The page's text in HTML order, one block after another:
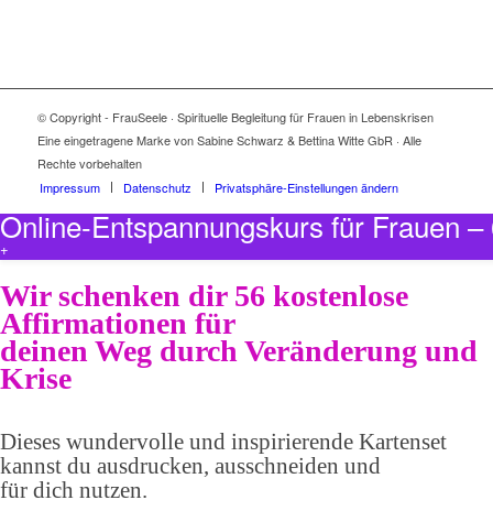
© Copyright - FrauSeele · Spirituelle Begleitung für Frauen in Lebenskrisen
Eine eingetragene Marke von Sabine Schwarz & Bettina Witte GbR · Alle
Rechte vorbehalten
Impressum
Datenschutz Privatsphäre-Einstellungen ändern
Online-Entspannungskurs für Frauen
+
Wir schenken dir 56 kostenlose
Affirmationen für
deinen Weg durch Veränderung und
Krise
Dieses wundervolle und inspirierende Kartenset
kannst du ausdrucken, ausschneiden und
für dich nutzen.